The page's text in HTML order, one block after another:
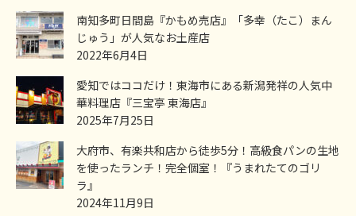
南知多町日間島『かもめ売店』「多幸（たこ）まん
じゅう」が人気なお土産店
2022年6月4日
愛知ではココだけ！東海市にある新潟発祥の人気中
華料理店『三宝亭 東海店』
2025年7月25日
大府市、有楽共和店から徒歩5分！高級食パンの生地
を使ったランチ！完全個室！『うまれたてのゴリ
ラ』
2024年11月9日